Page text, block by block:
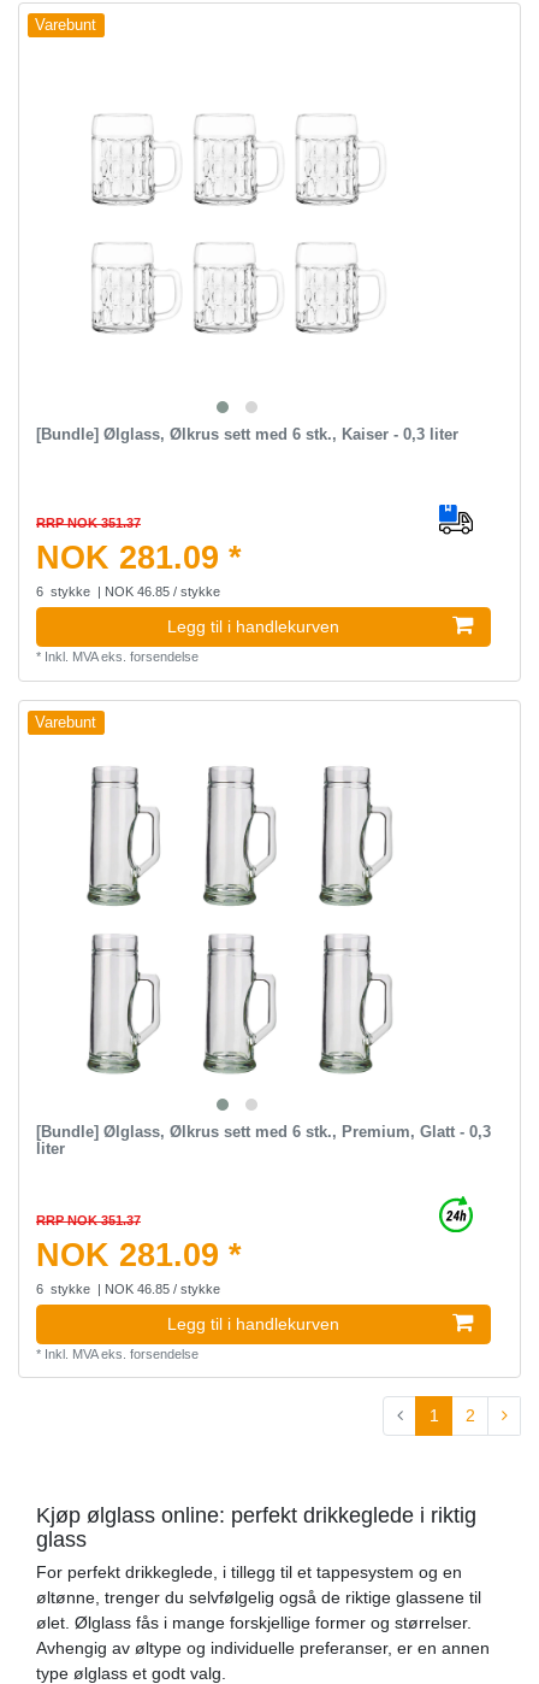
Varebunt
[Bundle] Ølglass, Ølkrus sett med 6 stk., Kaiser - 0,3 liter
RRP NOK 351.37
NOK 281.09 *
6 stykke | NOK 46.85 / stykke
Legg til i handlekurven
* Inkl. MVAeks. forsendelse
Varebunt
[Bundle] Ølglass, Ølkrus sett med 6 stk., Premium, Glatt - 0,3
liter
RRP NOK 351.37
NOK 281.09 *
6 stykke | NOK 46.85 / stykke
Legg til i handlekurven
* Inkl. MVAeks. forsendelse
1 2
Kjøp ølglass online: perfekt drikkeglede i riktig
glass
For perfekt drikkeglede, i tillegg til et tappesystem og en
øltønne, trenger du selvfølgelig også de riktige glassene til
ølet. Ølglass fås i mange forskjellige former og størrelser.
Avhengig av øltype og individuelle preferanser, er en annen
type ølglass et godt valg.